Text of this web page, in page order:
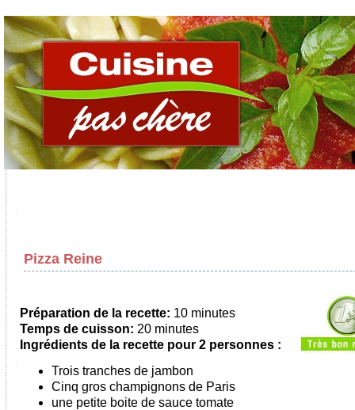
Pizza Reine
Préparation de la recette: 10 minutes
Temps de cuisson: 20 minutes
Ingrédients de la recette pour 2 personnes :
Trois tranches de jambon
Cinq gros champignons de Paris
une petite boite de sauce tomate